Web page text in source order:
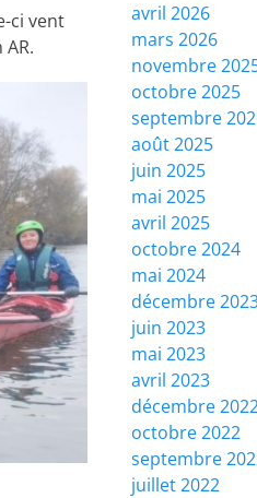
ci vent
avril 2026
mars 2026
novembre
octobre 2025
septembre
août 2025
juin 2025
mai 2025
avril 2025
octobre 2024
mai 2024
décembre
juin 2023
mai 2023
avril 2023
décembre
octobre 2022
septembre
juillet 2022